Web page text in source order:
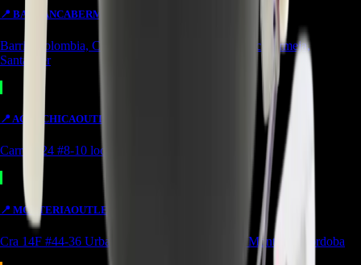
📍 BARRANCABERMEJA
Barrio Colombia, Cl. 49 #15-66 Local 107 Barrancabermeja,
Santander
📍AGUACHICAOUTLET
Carrera 24 #8-10 local 2 Potozí Aguachica, Cesar
📍 MONTERIAOUTLET
Cra 14F #44-36 Urbanización Portal de Almeria Montería, Córdoba